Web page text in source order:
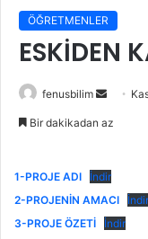
ÖĞRETMENLER
ESKİDEN
fenusbilim
Bir
Bir dakikadan az
1-PROJE ADI
İndir
2-PROJENİN AMACI
İndir
3-PROJE ÖZETİ
İndir